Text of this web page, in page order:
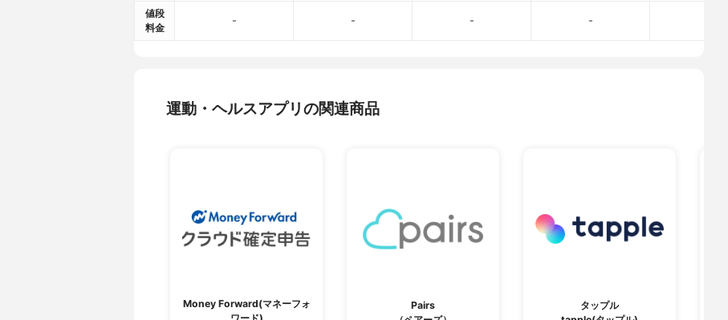
値段
料金
- - - -
運動・ヘルスアプリの関連商品
Money Forward(マネーフォ
Pairs
タップル